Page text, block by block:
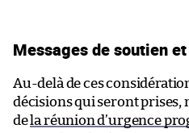
Messages de soutien
Au-delà de ces
décisions qui seront prises,
dela réunion d’urgence